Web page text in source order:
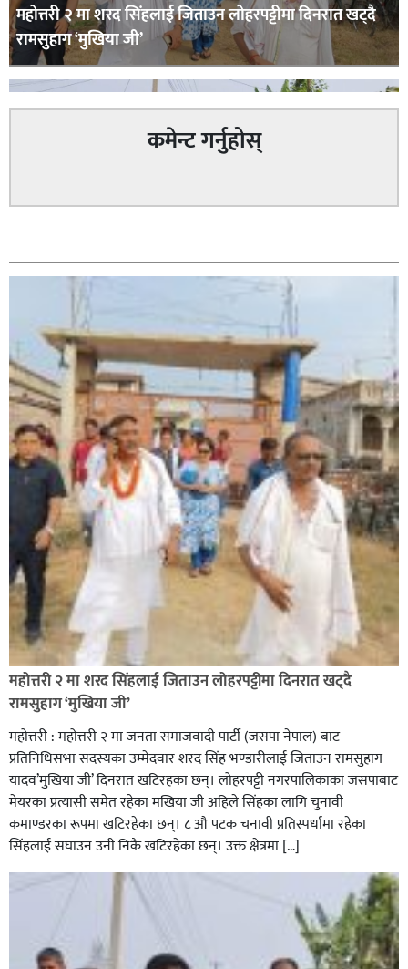
महोत्तरी २ मा शरद सिंहलाई जिताउन लोहरपट्टीमा दिनरात खट्दै
रामसुहाग ‘मुखिया जी’
सिराहा-२ मा संजय यादव भिड्ने !
रक्तदान सेवामा जिल्लामै दोस्रो स्थान ल्याएकोमा जनमत नेताद्वय
रेडक्रस सिराहा द्वारा सम्मानित
सिराहाको औरहीमा जेन-जी भेला सम्पन्न
कमेन्ट गर्नुहोस्
महोत्तरी २ मा शरद सिंहलाई जिताउन लोहरपट्टीमा दिनरात खट्दै
रामसुहाग ‘मुखिया जी’
महोत्तरी : महोत्तरी २ मा जनता समाजवादी पार्टी (जसपा नेपाल) बाट
प्रतिनिधिसभा सदस्यका उम्मेदवार शरद सिंह भण्डारीलाई जिताउन रामसुहाग
यादव’मुखिया जी’ दिनरात खटिरहका छन्। लोहरपट्टी नगरपालिकाका जसपाबाट
मेयरका प्रत्यासी समेत रहेका मखिया जी अहिले सिंहका लागि चुनावी
कमाण्डरका रूपमा खटिरहेका छन्। ८ औ पटक चनावी प्रतिस्पर्धामा रहेका
सिंहलाई सघाउन उनी निकै खटिरहेका छन्। उक्त क्षेत्रमा […]